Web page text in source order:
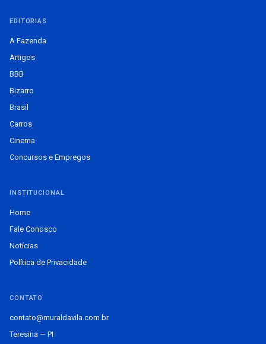
EDITORIAS
A Fazenda
Artigos
BBB
Bizarro
Brasil
Carros
Cinema
Concursos e Empregos
INSTITUCIONAL
Home
Fale Conosco
Notícias
Política de Privacidade
CONTATO
contato@muraldavila.com.br
Teresina — PI